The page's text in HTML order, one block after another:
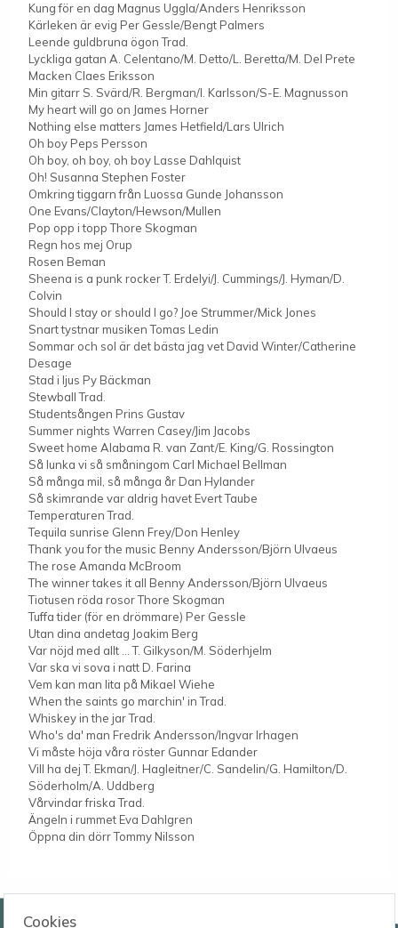
Cookies
Kung för en dag Magnus Uggla/Anders Henriksson
Kärleken är evig Per Gessle/Bengt Palmers
Leende guldbruna ögon Trad.
Lyckliga gatan A. Celentano/M. Detto/L. Beretta/M. Del Prete
Macken Claes Eriksson
Min gitarr S. Svärd/R. Bergman/I. Karlsson/S-E. Magnusson
My heart will go on James Horner
Nothing else matters James Hetfield/Lars Ulrich
Oh boy Peps Persson
Oh boy, oh boy, oh boy Lasse Dahlquist
Oh! Susanna Stephen Foster
Omkring tiggarn från Luossa Gunde Johansson
One Evans/Clayton/Hewson/Mullen
Pop opp i topp Thore Skogman
Regn hos mej Orup
Rosen Beman
Sheena is a punk rocker T. Erdelyi/J. Cummings/J. Hyman/D.
Colvin
Should I stay or should I go? Joe Strummer/Mick Jones
Snart tystnar musiken Tomas Ledin
Sommar och sol är det bästa jag vet David Winter/Catherine
Desage
Stad i ljus Py Bäckman
Stewball Trad.
Studentsången Prins Gustav
Summer nights Warren Casey/Jim Jacobs
Sweet home Alabama R. van Zant/E. King/G. Rossington
Så lunka vi så småningom Carl Michael Bellman
Så många mil, så många år Dan Hylander
Så skimrande var aldrig havet Evert Taube
Temperaturen Trad.
Tequila sunrise Glenn Frey/Don Henley
Thank you for the music Benny Andersson/Björn Ulvaeus
The rose Amanda McBroom
The winner takes it all Benny Andersson/Björn Ulvaeus
Tiotusen röda rosor Thore Skogman
Tuffa tider (för en drömmare) Per Gessle
Utan dina andetag Joakim Berg
Var nöjd med allt … T. Gilkyson/M. Söderhjelm
Var ska vi sova i natt D. Farina
Vem kan man lita på Mikael Wiehe
When the saints go marchin' in Trad.
Whiskey in the jar Trad.
Who's da' man Fredrik Andersson/Ingvar Irhagen
Vi måste höja våra röster Gunnar Edander
Vill ha dej T. Ekman/J. Hagleitner/C. Sandelin/G. Hamilton/D.
Söderholm/A. Uddberg
Vårvindar friska Trad.
Ängeln i rummet Eva Dahlgren
Öppna din dörr Tommy Nilsson
Wessmans Musikförlag AB